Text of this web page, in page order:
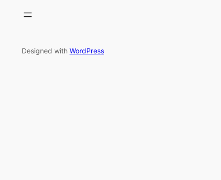
Designed with WordPress